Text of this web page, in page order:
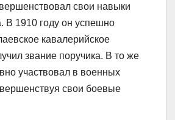
свои навыки
В 1910 году он успешно
кавалерийское
звание поручика. В то же
участвовал в военных
свои боевые